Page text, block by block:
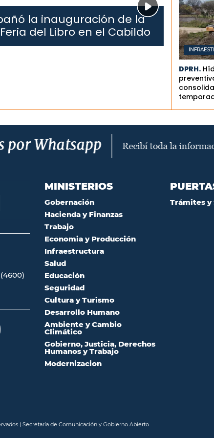
la inauguración de la
del Libro en el Cabildo
DPRH.
MINISTERIOS
Gobernación
Hacienda y Finanzas
Trabajo
Economia y Producción
Infraestructura
Salud
Educación
Seguridad
Cultura y Turismo
Desarrollo Humano
Ambiente y Cambio
Climático
Gobierno, Justicia, Derechos
Humanos y Trabajo
Modernizacion
Trámites y
| Secretaría de Comunicación y Gobierno Abierto